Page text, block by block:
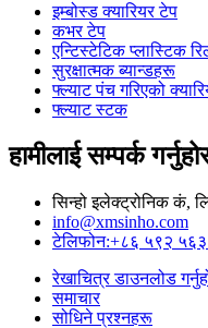
इम्बोस्ड क्यारियर टेप
कभर टेप
एन्टिस्टेटिक प्लास्टिक
सुरक्षात्मक ब्यान्डहरू
फ्ल्याट पंच गरिएको
फ्ल्याट स्टक
हामीलाई सम्पर्क
सिन्हो इलेक्ट्रोनिक कं,
info@xmsinho.com
टेलिफोन:+८६ ५९२
रेखाचित्र डाउनलोड
समाचार
सोधिने प्रश्नहरू